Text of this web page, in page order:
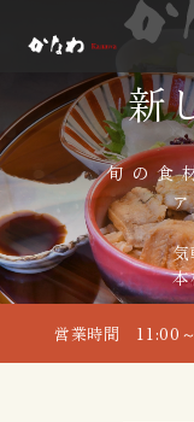
新
旬の食
本
営業時間 11:00